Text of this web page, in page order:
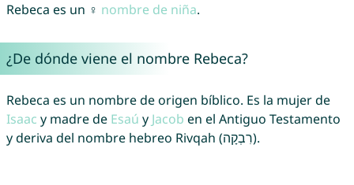
Rebeca es un ♀ nombre de niña.
¿De dónde viene el nombre Rebeca?
Rebeca es un nombre de origen bíblico. Es la mujer de
Isaac y madre de Esaú y Jacob en el Antiguo Testamento
y deriva del nombre hebreo Rivqah (רִבְקָה).